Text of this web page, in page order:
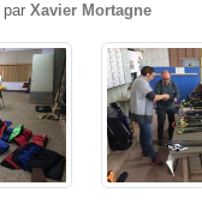
par Xavier Mortagne